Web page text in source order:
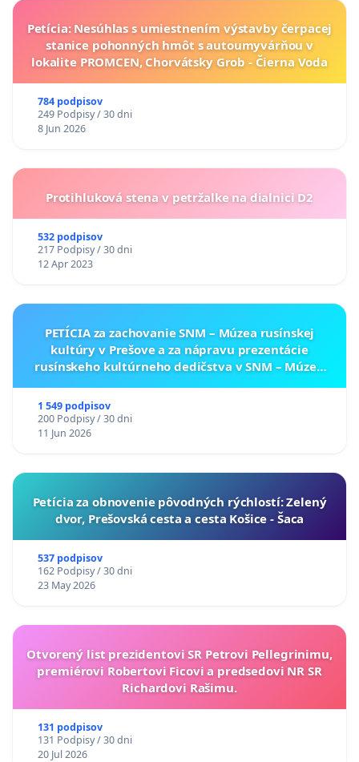
Petícia: Nesúhlas s umiestnením výstavby čerpacej
stanice pohonných hmôt s autoumyvárňou v
lokalite PROMCEN, Chorvátsky Grob - Čierna Voda
784 podpisov
249 Podpisy / 30 dni
8 Jun 2026
Protihluková stena v petržalke na dialnici D2
532 podpisov
217 Podpisy / 30 dni
12 Apr 2023
PETÍCIA za zachovanie SNM – Múzea rusínskej
kultúry v Prešove a za nápravu prezentácie
rusínskeho kultúrneho dedičstva v SNM – Múzeu
1 549 podpisov
200 Podpisy / 30 dni
11 Jun 2026
​Petícia za obnovenie pôvodných rýchlostí: Zelený
dvor, Prešovská cesta a cesta Košice - Šaca
537 podpisov
162 Podpisy / 30 dni
23 May 2026
Otvorený list prezidentovi SR Petrovi Pellegrinimu,
premiérovi Robertovi Ficovi a predsedovi NR SR
Richardovi Rašimu.
131 podpisov
131 Podpisy / 30 dni
20 Jul 2026